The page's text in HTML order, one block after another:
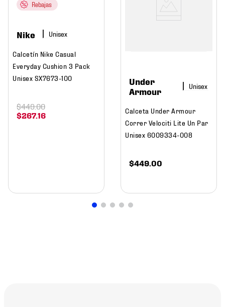
Rebajas
Nike
Calcetín Nike Casual
Everyday Cushion 3 Pack
Unisex SX7673-100
$267.16
$449.00
Under
Armour
Calceta Under Armour
Correr Velociti Lite Un Par
Unisex 6009334-008
$449.00